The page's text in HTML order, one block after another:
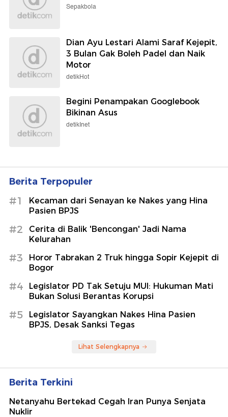
Sepakbola
Dian Ayu Lestari Alami Saraf Kejepit,
3 Bulan Gak Boleh Padel dan Naik
Motor
detikHot
Begini Penampakan Googlebook
Bikinan Asus
detikInet
Berita Terpopuler
#1
Kecaman dari Senayan ke Nakes yang Hina
Pasien BPJS
#2
Cerita di Balik 'Bencongan' Jadi Nama
Kelurahan
#3
Horor Tabrakan 2 Truk hingga Sopir Kejepit di
Bogor
#4
Legislator PD Tak Setuju MUI: Hukuman Mati
Bukan Solusi Berantas Korupsi
#5
Legislator Sayangkan Nakes Hina Pasien
BPJS, Desak Sanksi Tegas
Lihat Selengkapnya
Berita Terkini
Netanyahu Bertekad Cegah Iran Punya Senjata
Nuklir